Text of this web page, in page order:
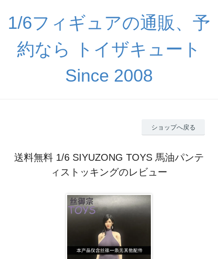
1/6フィギュアの通販、予
約なら トイザキュート
Since 2008
ショップへ戻る
送料無料 1/6 SIYUZONG TOYS 馬油パンテ
ィストッキングのレビュー